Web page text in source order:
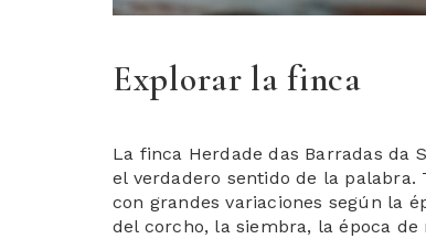
Explorar la finca
La finca Herdade das Barradas da
el verdadero sentido de la palabra.
con grandes variaciones según la
del corcho, la siembra, la época